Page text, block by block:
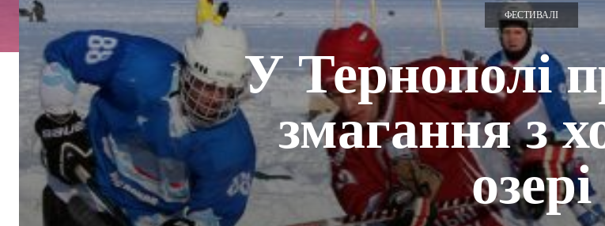
ФЕСТИВАЛІ
У Тернополі
змагання з
озері